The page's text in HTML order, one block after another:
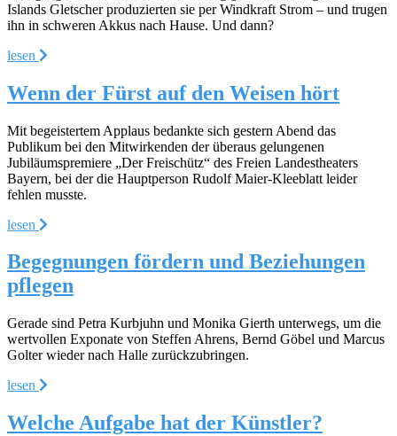
Islands Gletscher produzierten sie per Windkraft Strom – und trugen
ihn in schweren Akkus nach Hause. Und dann?
lesen
Wenn der Fürst auf den Weisen hört
Mit begeistertem Applaus bedankte sich gestern Abend das
Publikum bei den Mitwirkenden der überaus gelungenen
Jubiläumspremiere „Der Freischütz“ des Freien Landestheaters
Bayern, bei der die Hauptperson Rudolf Maier-Kleeblatt leider
fehlen musste.
lesen
Begegnungen fördern und Beziehungen
pflegen
Gerade sind Petra Kurbjuhn und Monika Gierth unterwegs, um die
wertvollen Exponate von Steffen Ahrens, Bernd Göbel und Marcus
Golter wieder nach Halle zurückzubringen.
lesen
Welche Aufgabe hat der Künstler?